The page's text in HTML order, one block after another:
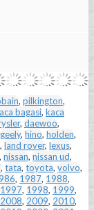
, pilkington,
bagasi, kaca
, daewoo,
geely, hino, holden,
, land rover, lexus,
, nissan, nissan ud,
, tata, toyota, volvo,
, 1987, 1988,
1997, 1998, 1999,
2008, 2009, 2010,